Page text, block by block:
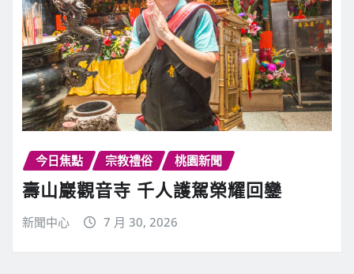
今日焦點 宗教禮俗 桃園新聞
壽山巖觀音寺 千人護駕榮耀回鑾
新聞中心 7 月 30, 2026